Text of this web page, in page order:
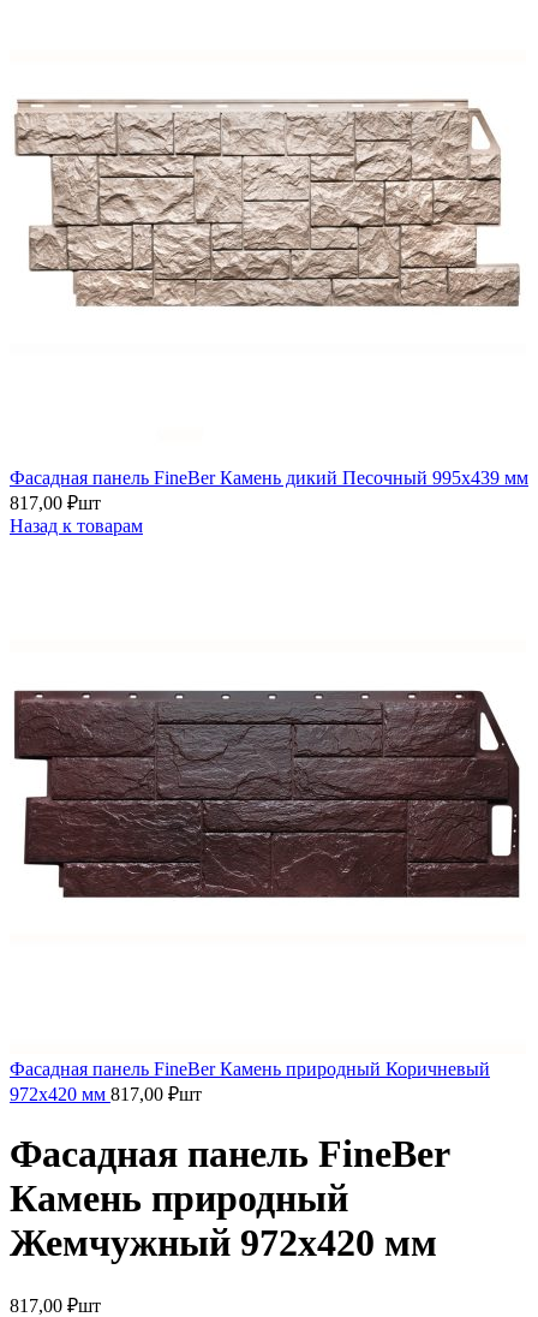
Фасадная панель FineBer Камень дикий Песочный 995х439 мм
817,00 ₽шт
Назад к товарам
Фасадная панель FineBer Камень природный Коричневый
972х420 мм 817,00 ₽шт
Фасадная панель FineBer
Камень природный
Жемчужный 972х420 мм
817,00 ₽шт